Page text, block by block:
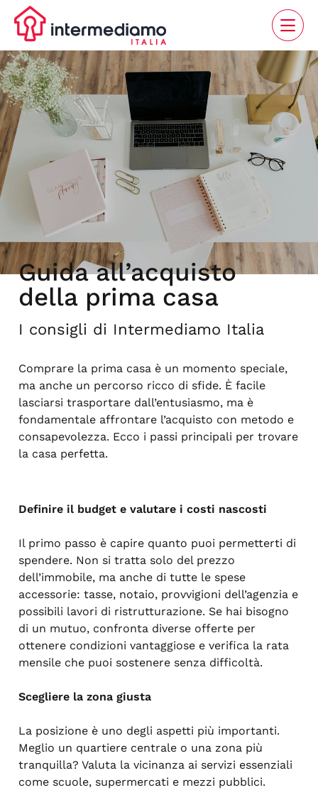
Guida all’acquisto
della prima casa
I consigli di Intermediamo Italia
Comprare la prima casa è un momento speciale,
ma anche un percorso ricco di sfide. È facile
lasciarsi trasportare dall’entusiasmo, ma è
fondamentale affrontare l’acquisto con metodo e
consapevolezza. Ecco i passi principali per trovare
la casa perfetta.
Definire il budget e valutare i costi nascosti
Il primo passo è capire quanto puoi permetterti di
spendere. Non si tratta solo del prezzo
dell’immobile, ma anche di tutte le spese
accessorie: tasse, notaio, provvigioni dell’agenzia e
possibili lavori di ristrutturazione. Se hai bisogno
di un mutuo, confronta diverse offerte per
ottenere condizioni vantaggiose e verifica la rata
mensile che puoi sostenere senza difficoltà.
Scegliere la zona giusta
La posizione è uno degli aspetti più importanti.
Meglio un quartiere centrale o una zona più
tranquilla? Valuta la vicinanza ai servizi essenziali
come scuole, supermercati e mezzi pubblici.